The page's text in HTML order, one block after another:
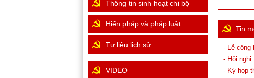
Tin
- Lễ công
- Hội nghị
- Kỳ họp
Thông tin sinh hoạt chi bộ
Hiến pháp và pháp luật
Tư liệu lịch sử
VIDEO